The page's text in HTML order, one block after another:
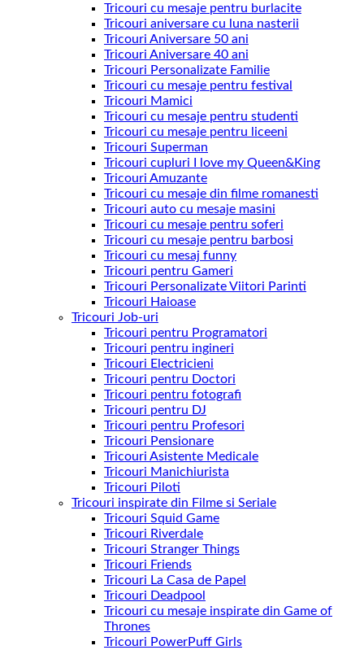
Tricouri cu mesaje pentru burlacite
Tricouri aniversare cu luna nasterii
Tricouri Aniversare 50 ani
Tricouri Aniversare 40 ani
Tricouri Personalizate Familie
Tricouri cu mesaje pentru festival
Tricouri Mamici
Tricouri cu mesaje pentru studenti
Tricouri cu mesaje pentru liceeni
Tricouri Superman
Tricouri cupluri I love my Queen&King
Tricouri Amuzante
Tricouri cu mesaje din filme romanesti
Tricouri auto cu mesaje masini
Tricouri cu mesaje pentru soferi
Tricouri cu mesaje pentru barbosi
Tricouri cu mesaj funny
Tricouri pentru Gameri
Tricouri Personalizate Viitori Parinti
Tricouri Haioase
Tricouri Job-uri
Tricouri pentru Programatori
Tricouri pentru ingineri
Tricouri Electricieni
Tricouri pentru Doctori
Tricouri pentru fotografi
Tricouri pentru DJ
Tricouri pentru Profesori
Tricouri Pensionare
Tricouri Asistente Medicale
Tricouri Manichiurista
Tricouri Piloti
Tricouri inspirate din Filme si Seriale
Tricouri Squid Game
Tricouri Riverdale
Tricouri Stranger Things
Tricouri Friends
Tricouri La Casa de Papel
Tricouri Deadpool
Tricouri cu mesaje inspirate din Game of
Thrones
Tricouri PowerPuff Girls